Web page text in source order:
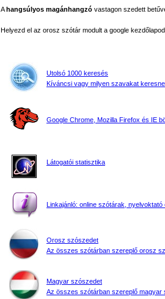
Ahangsúlyos magánhangzó vastagon szedett
Helyezd el az orosz szótár modult a google
Utolsó 1000 keresés
Kíváncsi vagy milyen szavakat
Google Chrome, Mozilla Firefox és IE
Látogatói statisztika
Linkajánló: online szótárak, nyelvoktató
Orosz szószedet
Az összes szótárban szereplő orosz
Magyar szószedet
Az összes szótárban szereplő magyar